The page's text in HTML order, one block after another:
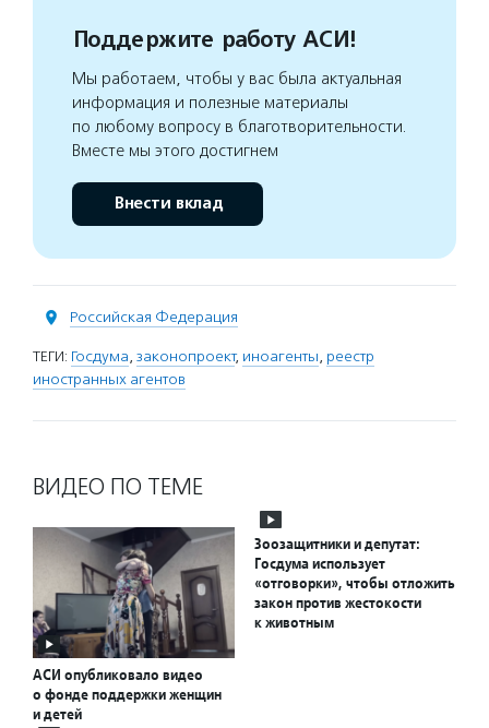
Поддержите работу АСИ!
Мы работаем, чтобы у вас была актуальная
информация и полезные материалы
по любому вопросу в благотворительности.
Вместе мы этого достигнем
Внести вклад
Российская Федерация
ТЕГИ: Госдума, законопроект, иноагенты, реестр
иностранных агентов
ВИДЕО ПО ТЕМЕ
АСИ опубликовало видео
о фонде поддержки женщин
и детей
Зоозащитники и депутат:
Госдума использует
«отговорки», чтобы отложить
закон против жестокости
к животным